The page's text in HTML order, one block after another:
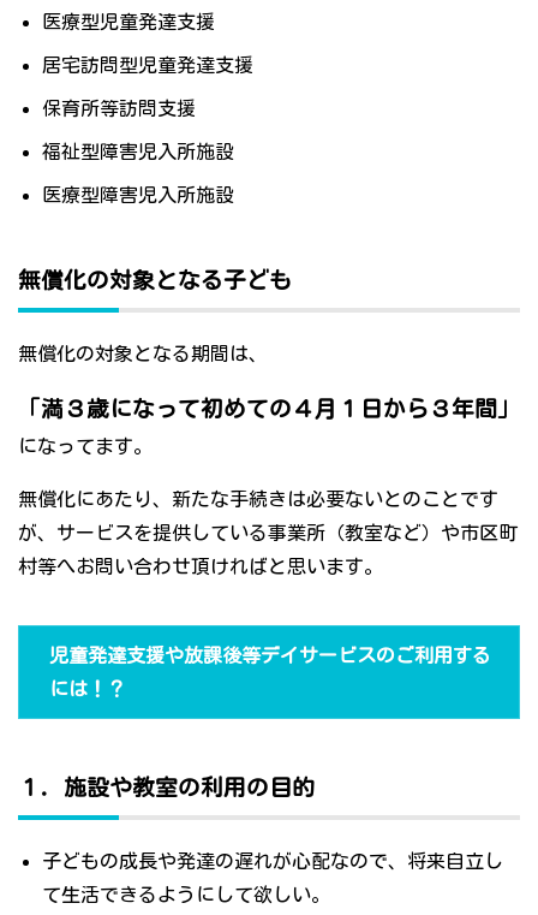
医療型児童発達支援
居宅訪問型児童発達支援
保育所等訪問支援
福祉型障害児入所施設
医療型障害児入所施設
無償化の対象となる子ども
無償化の対象となる期間は、
「満３歳になって初めての４月１日から３年間」
になってます。
無償化にあたり、新たな手続きは必要ないとのことです
が、サービスを提供している事業所（教室など）や市区町
村等へお問い合わせ頂ければと思います。
児童発達支援や放課後等デイサービスのご利用する
には！？
１．施設や教室の利用の目的
子どもの成長や発達の遅れが心配なので、将来自立し
て生活できるようにして欲しい。